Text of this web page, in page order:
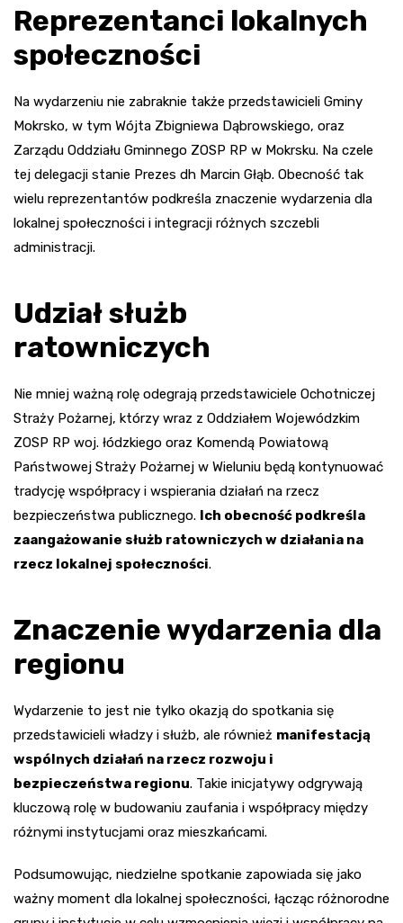
Reprezentanci lokalnych
społeczności
Na wydarzeniu nie zabraknie także przedstawicieli Gminy
Mokrsko, w tym Wójta Zbigniewa Dąbrowskiego, oraz
Zarządu Oddziału Gminnego ZOSP RP w Mokrsku. Na czele
tej delegacji stanie Prezes dh Marcin Głąb. Obecność tak
wielu reprezentantów podkreśla znaczenie wydarzenia dla
lokalnej społeczności i integracji różnych szczebli
administracji.
Udział służb
ratowniczych
Nie mniej ważną rolę odegrają przedstawiciele Ochotniczej
Straży Pożarnej, którzy wraz z Oddziałem Wojewódzkim
ZOSP RP woj. łódzkiego oraz Komendą Powiatową
Państwowej Straży Pożarnej w Wieluniu będą kontynuować
tradycję współpracy i wspierania działań na rzecz
bezpieczeństwa publicznego. Ich obecność podkreśla
zaangażowanie służb ratowniczych w działania na
rzecz lokalnej społeczności.
Znaczenie wydarzenia dla
regionu
Wydarzenie to jest nie tylko okazją do spotkania się
przedstawicieli władzy i służb, ale również manifestacją
wspólnych działań na rzecz rozwoju i
bezpieczeństwa regionu. Takie inicjatywy odgrywają
kluczową rolę w budowaniu zaufania i współpracy między
różnymi instytucjami oraz mieszkańcami.
Podsumowując, niedzielne spotkanie zapowiada się jako
ważny moment dla lokalnej społeczności, łącząc różnorodne